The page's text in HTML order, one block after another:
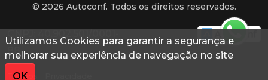
Utilizamos Cookies para garantir a segurança e
melhorar sua experiência de navegação no site
OK
© 2026 Autoconf. Todos os direitos reservados.
Termos